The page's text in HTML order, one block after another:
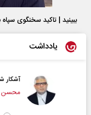
ببینید | تاکید سخنگوی
یادداشت
آشکار شدن
محسن